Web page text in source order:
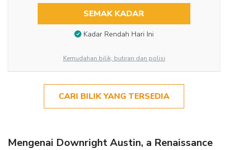
SEMAK KADAR
Kadar Rendah Hari Ini
Kemudahan bilik, butiran dan polisi
CARI BILIK YANG TERSEDIA
Mengenai Downright Austin, a Renaissance